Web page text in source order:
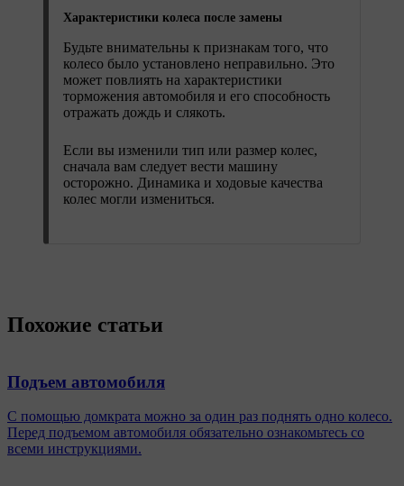
Характеристики колеса после замены
Будьте внимательны к признакам того, что
колесо было установлено неправильно. Это
может повлиять на характеристики
торможения автомобиля и его способность
отражать дождь и слякоть.
Если вы изменили тип или размер колес,
сначала вам следует вести машину
осторожно. Динамика и ходовые качества
колес могли измениться.
Похожие статьи
Подъем автомобиля
С помощью домкрата можно за один раз поднять одно колесо.
Перед подъемом автомобиля обязательно ознакомьтесь со
всеми инструкциями.